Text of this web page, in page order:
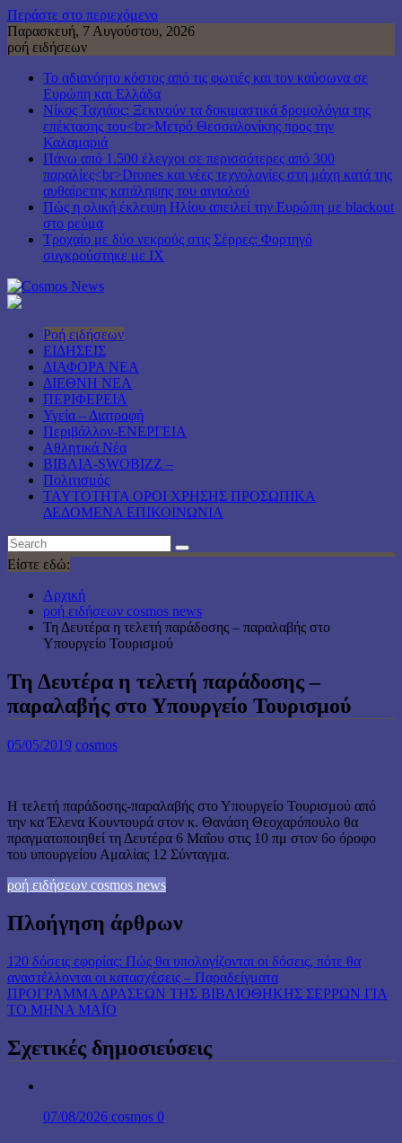
Περάστε στο περιεχόμενο
Παρασκευή, 7 Αυγούστου, 2026
ροή ειδήσεων
Το αδιανόητο κόστος από τις φωτιές και τον καύσωνα σε
Ευρώπη και Ελλάδα
Νίκος Ταχιάος: Ξεκινούν τα δοκιμαστικά δρομολόγια της
επέκτασης του<br>Μετρό Θεσσαλονίκης προς την
Καλαμαριά
Πάνω από 1.500 έλεγχοι σε περισσότερες από 300
παραλίες<br>Drones και νέες τεχνολογίες στη μάχη κατά της
αυθαίρετης κατάληψης του αιγιαλού
Πώς η ολική έκλειψη Ηλίου απειλεί την Ευρώπη με blackout
στο ρεύμα
Τροχαίο με δύο νεκρούς στις Σέρρες: Φορτηγό
συγκρούστηκε με ΙΧ
Ροή ειδήσεων
ΕΙΔΗΣΕΙΣ
ΔΙΑΦΟΡΑ ΝΕΑ
ΔΙΕΘΝΗ ΝΕΑ
ΠΕΡΙΦΕΡΕΙΑ
Υγεία – Διατροφή
Περιβάλλον-ΕΝΕΡΓΕΙΑ
Αθλητικά Νέα
ΒΙΒΛΙΑ-SWOBIZZ –
Πολιτισμός
TAYTOTHTA ΟΡΟΙ ΧΡΗΣΗΣ ΠΡΟΣΩΠΙΚΑ
ΔΕΔΟΜΕΝΑ ΕΠΙΚΟΙΝΩΝΙΑ
Είστε εδώ:
Αρχική
ροή ειδήσεων cosmos news
Τη Δευτέρα η τελετή παράδοσης – παραλαβής στο
Υπουργείο Τουρισμού
Τη Δευτέρα η τελετή παράδοσης –
παραλαβής στο Υπουργείο Τουρισμού
05/05/2019 cosmos
Η τελετή παράδοσης-παραλαβής στο Υπουργείο Τουρισμού από
την κα Έλενα Κουντουρά στον κ. Θανάση Θεοχαρόπουλο θα
πραγματοποιηθεί τη Δευτέρα 6 Μαΐου στις 10 πμ στον 6ο όροφο
του υπουργείου Αμαλίας 12 Σύνταγμα.
ροή ειδήσεων cosmos news
Πλοήγηση άρθρων
120 δόσεις εφορίας: Πώς θα υπολογίζονται οι δόσεις, πότε θα
αναστέλλονται οι κατασχέσεις – Παραδείγματα
ΠΡΟΓΡΑΜΜΑ ΔΡΑΣΕΩΝ ΤΗΣ ΒΙΒΛΙΟΘΗΚΗΣ ΣΕΡΡΩΝ ΓΙΑ
ΤΟ ΜΗΝΑ ΜΑΪΟ
Σχετικές δημοσιεύσεις
07/08/2026 cosmos 0